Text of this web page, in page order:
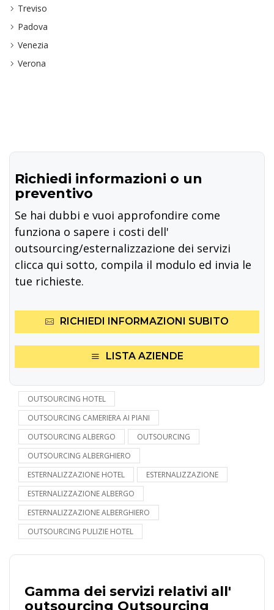
Treviso
Padova
Venezia
Verona
Richiedi informazioni o un
preventivo
Se hai dubbi e vuoi approfondire come
funziona o sapere i costi dell'
outsourcing/esternalizzazione dei servizi
clicca qui sotto, compila il modulo ed invia le
tue richieste.
RICHIEDI INFORMAZIONI SUBITO
LISTA AZIENDE
OUTSOURCING HOTEL
OUTSOURCING CAMERIERA AI PIANI
OUTSOURCING ALBERGO
OUTSOURCING
OUTSOURCING ALBERGHIERO
ESTERNALIZZAZIONE HOTEL
ESTERNALIZZAZIONE
ESTERNALIZZAZIONE ALBERGO
ESTERNALIZZAZIONE ALBERGHIERO
OUTSOURCING PULIZIE HOTEL
Gamma dei servizi relativi all'
outsourcing Outsourcing